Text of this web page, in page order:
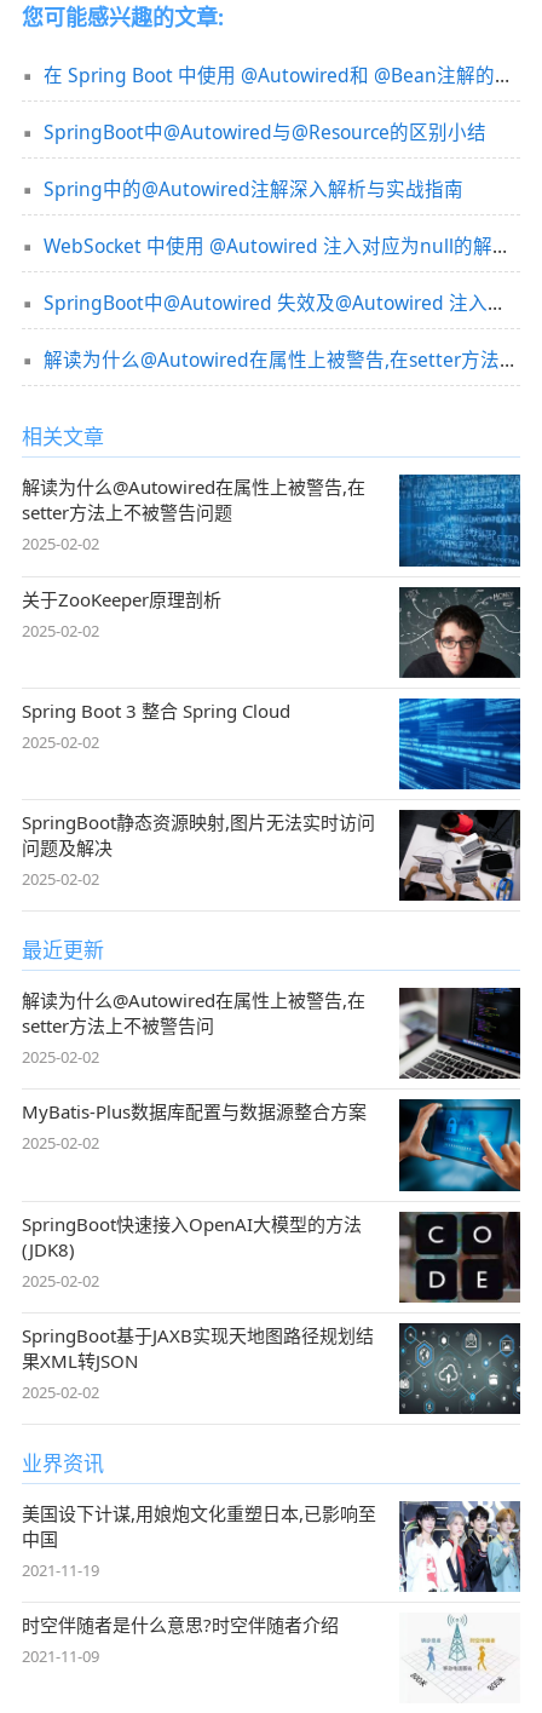
您可能感兴趣的文章:
在 Spring Boot 中使用 @Autowired和 @Bean注解的示例详解
SpringBoot中@Autowired与@Resource的区别小结
Spring中的@Autowired注解深入解析与实战指南
WebSocket 中使用 @Autowired 注入对应为null的解决方案
SpringBoot中@Autowired 失效及@Autowired 注入为null的解决
解读为什么@Autowired在属性上被警告,在setter方法上不被警告问题
相关文章
解读为什么@Autowired在属性上被警告,在
setter方法上不被警告问题
2025-02-02
关于ZooKeeper原理剖析
2025-02-02
Spring Boot 3 整合 Spring Cloud
2025-02-02
SpringBoot静态资源映射,图片无法实时访问
问题及解决
2025-02-02
最近更新
解读为什么@Autowired在属性上被警告,在
setter方法上不被警告问
2025-02-02
MyBatis-Plus数据库配置与数据源整合方案
2025-02-02
SpringBoot快速接入OpenAI大模型的方法
(JDK8)
2025-02-02
SpringBoot基于JAXB实现天地图路径规划结
果XML转JSON
2025-02-02
业界资讯
美国设下计谋,用娘炮文化重塑日本,已影响至
中国
2021-11-19
时空伴随者是什么意思?时空伴随者介绍
2021-11-09